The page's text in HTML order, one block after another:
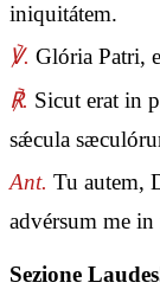
iniquitátem.
℣. Glória Patri,
℟. Sicut erat in
sǽcula
Ant. Tu autem,
advérsum me
Sezione